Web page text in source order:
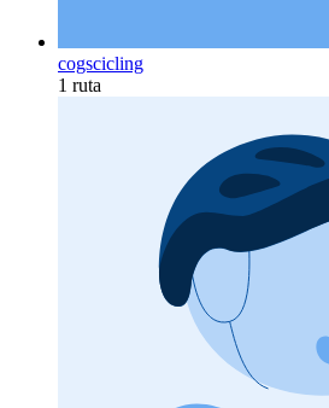
cogscicling
1 ruta